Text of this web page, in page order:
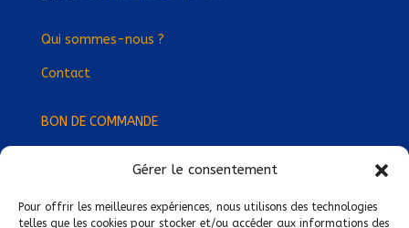
Gérer le consentement
Pour offrir les meilleures expériences, nous utilisons des technologies
telles que les cookies pour stocker et/ou accéder aux informations des
Qui sommes-nous ?
Contact
BON DE COMMANDE
Devenez Délégué·e Régional·e !
Trouvez-nous près de chez vous !